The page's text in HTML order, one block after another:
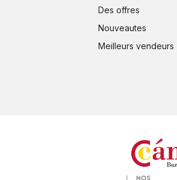
Des offres
Nouveautes
Meilleurs vendeurs